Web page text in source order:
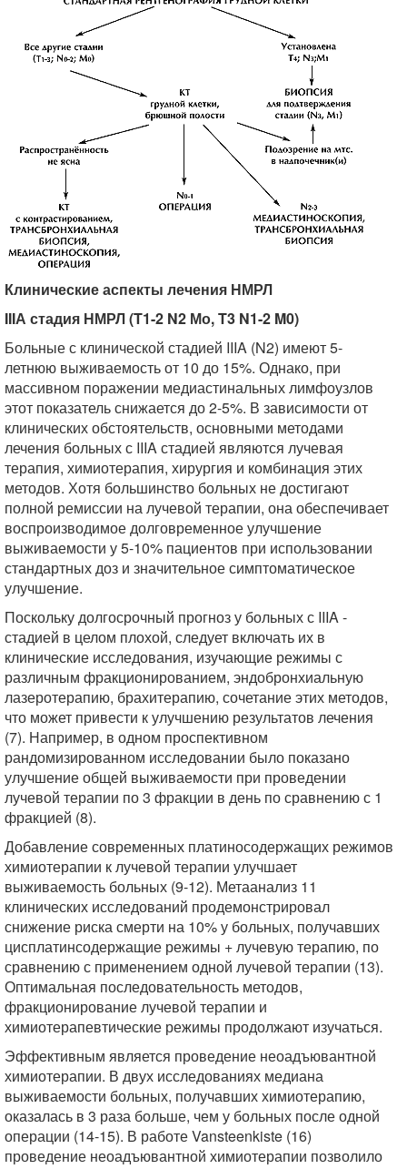
Клинические аспекты лечения НМРЛ
IIIА стадия НМРЛ (T1-2 N2 Мо, T3 N1-2 M0)
Больные с клинической стадией IIIA (N2) имеют 5-
летнюю выживаемость от 10 до 15%. Однако, при
массивном поражении медиастинальных лимфоузлов
этот показатель снижается до 2-5%. В зависимости от
клинических обстоятельств, основными методами
лечения больных с IIIA стадией являются лучевая
терапия, химиотерапия, хирургия и комбинация этих
методов. Хотя большинство больных не достигают
полной ремиссии на лучевой терапии, она обеспечивает
воспроизводимое долговременное улучшение
выживаемости у 5-10% пациентов при использовании
стандартных доз и значительное симптоматическое
улучшение.
Поскольку долгосрочный прогноз у больных с IIIA -
стадией в целом плохой, следует включать их в
клинические исследования, изучающие режимы с
различным фракционированием, эндобронхиальную
лазеротерапию, брахитерапию, сочетание этих методов,
что может привести к улучшению результатов лечения
(7). Например, в одном проспективном
рандомизированном исследовании было показано
улучшение общей выживаемости при проведении
лучевой терапии по 3 фракции в день по сравнению с 1
фракцией (8).
Добавление современных платиносодержащих режимов
химиотерапии к лучевой терапии улучшает
выживаемость больных (9-12). Метаанализ 11
клинических исследований продемонстрировал
снижение риска смерти на 10% у больных, получавших
цисплатинсодержащие режимы + лучевую терапию, по
сравнению с применением одной лучевой терапии (13).
Оптимальная последовательность методов,
фракционирование лучевой терапии и
химиотерапевтические режимы продолжают изучаться.
Эффективным является проведение неоадъювантной
химиотерапии. В двух исследованиях медиана
выживаемости больных, получавших химиотерапию,
оказалась в 3 раза больше, чем у больных после одной
операции (14-15). В работе Vansteenkiste (16)
проведение неоадъювантной химиотерапии позволило